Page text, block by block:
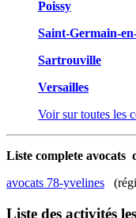
Poissy
Saint-Germain-
Sartrouville
Versailles
Voir sur toutes les
Liste complete avocats
avocats 78-yvelines
Liste des activités